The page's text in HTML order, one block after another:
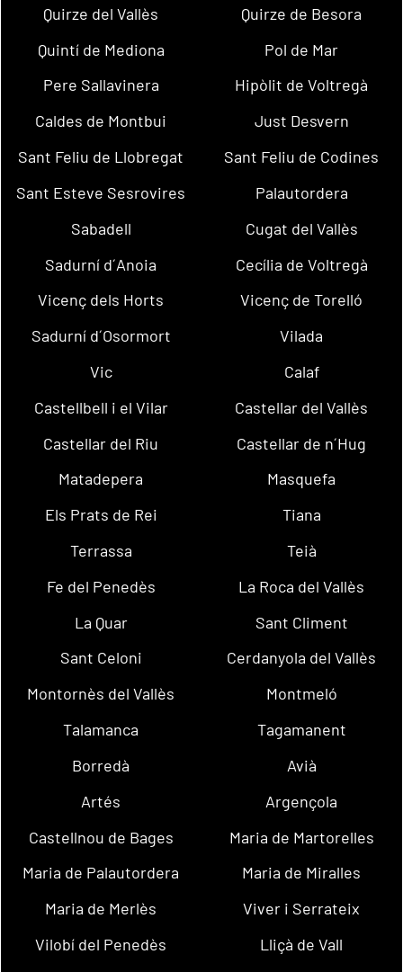
Quirze del Vallès
Quirze de Besora
Quintí de Mediona
Pol de Mar
Pere Sallavinera
Hipòlit de Voltregà
Caldes de Montbui
Just Desvern
Sant Feliu de Llobregat
Sant Feliu de Codines
Sant Esteve Sesrovires
Palautordera
Sabadell
Cugat del Vallès
Sadurní d´Anoia
Cecília de Voltregà
Vicenç dels Horts
Vicenç de Torelló
Sadurní d´Osormort
Vilada
Vic
Calaf
Castellbell i el Vilar
Castellar del Vallès
Castellar del Riu
Castellar de n´Hug
Matadepera
Masquefa
Els Prats de Rei
Tiana
Terrassa
Teià
Fe del Penedès
La Roca del Vallès
La Quar
Sant Climent
Sant Celoni
Cerdanyola del Vallès
Montornès del Vallès
Montmeló
Talamanca
Tagamanent
Borredà
Avià
Artés
Argençola
Castellnou de Bages
Maria de Martorelles
Maria de Palautordera
Maria de Miralles
Maria de Merlès
Viver i Serrateix
Vilobí del Penedès
Lliçà de Vall